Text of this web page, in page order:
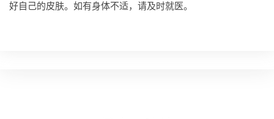
好自己的皮肤。如有身体不适，请及时就医。